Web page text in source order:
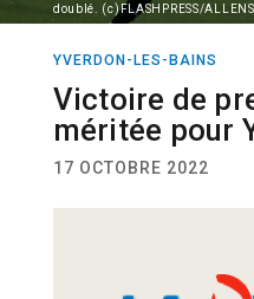
doublé. (c)FLASHPRESS/
YVERDON-LES-BAINS
Victoire de
méritée pour
17 OCTOBRE 2022